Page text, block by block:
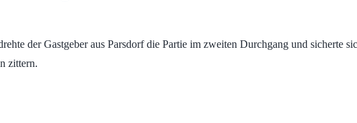
der Gastgeber aus Parsdorf die Partie im zweiten Durchgang und sicherte
zittern.